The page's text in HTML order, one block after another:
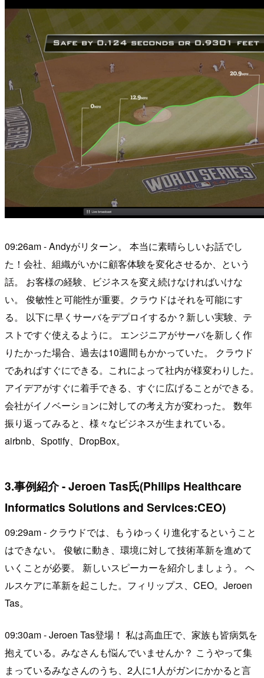
09:26am - Andyがリターン。 本当に素晴らしいお話でし
た！会社、組織がいかに顧客体験を変化させるか、という
話。 お客様の経験、ビジネスを変え続けなければいけな
い。 俊敏性と可能性が重要。クラウドはそれを可能にす
る。 以下に早くサーバをデプロイするか？新しい実験、テ
ストですぐ使えるように。 エンジニアがサーバを新しく作
りたかった場合、過去は10週間もかかっていた。 クラウド
であればすぐにできる。これによって社内が様変わりした。
アイデアがすぐに着手できる、すぐに広げることができる。
会社がイノベーションに対しての考え方が変わった。 数年
振り返ってみると、様々なビジネスが生まれている。
airbnb、Spotify、DropBox。
3.事例紹介 - Jeroen Tas氏(Philips Healthcare
Informatics Solutions and Services:CEO)
09:29am - クラウドでは、もうゆっくり進化するということ
はできない。 俊敏に動き、環境に対して技術革新を進めて
いくことが必要。 新しいスピーカーを紹介しましょう。 ヘ
ルスケアに革新を起こした。フィリップス、CEO。Jeroen
Tas。
09:30am - Jeroen Tas登場！ 私は高血圧で、家族も皆病気を
抱えている。みなさんも悩んでいませんか？ こうやって集
まっているみなさんのうち、2人に1人がガンにかかると言